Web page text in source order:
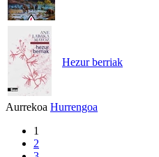
Hezur berriak
Aurrekoa Hurrengoa
1
2